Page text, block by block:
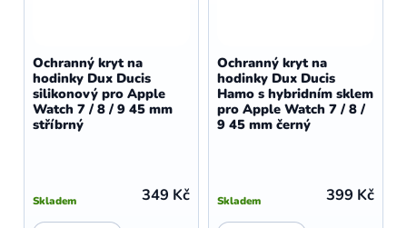
o
d
u
k
Ochranný kryt na
hodinky Dux Ducis
silikonový pro Apple
Watch 7 / 8 / 9 45 mm
stříbrný
Skladem 349 Kč
Ochranný kryt na
hodinky Dux Ducis
Hamo s hybridním sklem
pro Apple Watch 7 / 8 /
9 45 mm černý
Skladem 399 Kč